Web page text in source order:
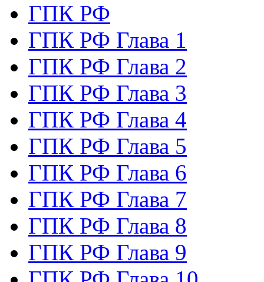
ГПК РФ
ГПК РФ Глава 1
ГПК РФ Глава 2
ГПК РФ Глава 3
ГПК РФ Глава 4
ГПК РФ Глава 5
ГПК РФ Глава 6
ГПК РФ Глава 7
ГПК РФ Глава 8
ГПК РФ Глава 9